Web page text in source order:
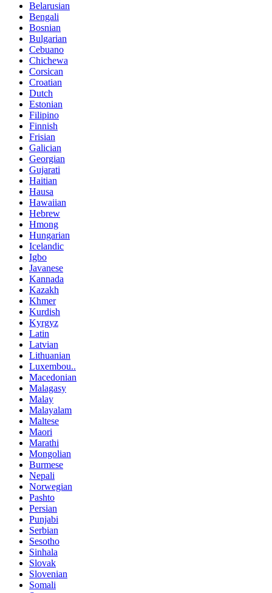
Belarusian
Bengali
Bosnian
Bulgarian
Cebuano
Chichewa
Corsican
Croatian
Dutch
Estonian
Filipino
Finnish
Frisian
Galician
Georgian
Gujarati
Haitian
Hausa
Hawaiian
Hebrew
Hmong
Hungarian
Icelandic
Igbo
Javanese
Kannada
Kazakh
Khmer
Kurdish
Kyrgyz
Latin
Latvian
Lithuanian
Luxembou..
Macedonian
Malagasy
Malay
Malayalam
Maltese
Maori
Marathi
Mongolian
Burmese
Nepali
Norwegian
Pashto
Persian
Punjabi
Serbian
Sesotho
Sinhala
Slovak
Slovenian
Somali